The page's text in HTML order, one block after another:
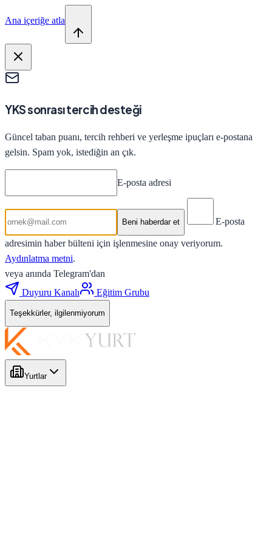
Ana içeriğe atla
YKS sonrası tercih desteği
Güncel taban puanı, tercih rehberi ve yerleşme ipuçları e-postana
gelsin. Spam yok, istediğin an çık.
E-posta adresi
Beni haberdar et E-posta
adresimin haber bülteni için işlenmesine onay veriyorum.
Aydınlatma metni.
veya anında Telegram'dan
Duyuru Kanalı
Eğitim Grubu
Teşekkürler, ilgilenmiyorum
Yurtlar